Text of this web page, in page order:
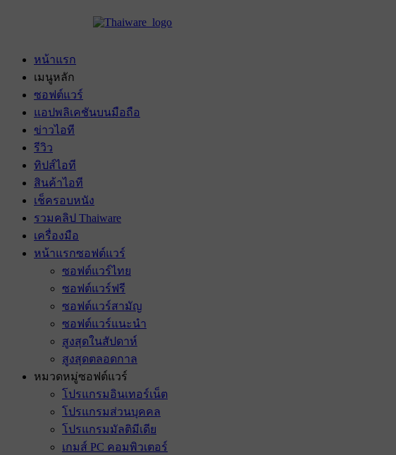
หน้าแรก
เมนูหลัก
ซอฟต์แวร์
แอปพลิเคชันบนมือถือ
ข่าวไอที
รีวิว
ทิปส์ไอที
สินค้าไอที
เช็ครอบหนัง
รวมคลิป Thaiware
เครื่องมือ
หน้าแรกซอฟต์แวร์
ซอฟต์แวร์ไทย
ซอฟต์แวร์ฟรี
ซอฟต์แวร์สามัญ
ซอฟต์แวร์แนะนํา
สูงสุดในสัปดาห์
สูงสุดตลอดกาล
หมวดหมู่ซอฟต์แวร์
โปรแกรมอินเทอร์เน็ต
โปรแกรมส่วนบุคคล
โปรแกรมมัลติมีเดีย
เกมส์ PC คอมพิวเตอร์